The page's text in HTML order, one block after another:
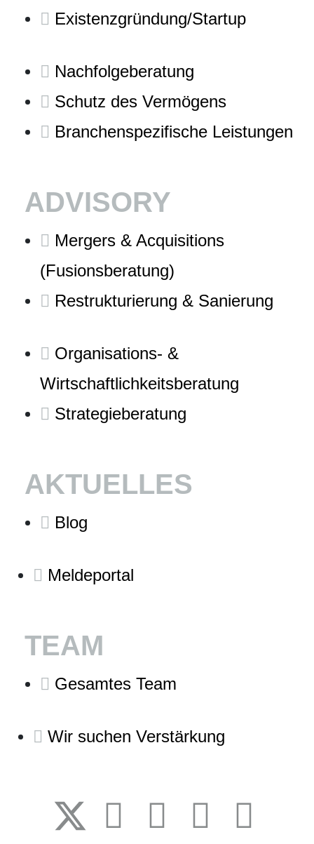
Existenzgründung/Startup
Nachfolgeberatung
Schutz des Vermögens
Branchenspezifische Leistungen
ADVISORY
Mergers & Acquisitions
(Fusionsberatung)
Restrukturierung & Sanierung
Organisations- &
Wirtschaftlichkeitsberatung
Strategieberatung
AKTUELLES
Blog
Meldeportal
TEAM
Gesamtes Team
Wir suchen Verstärkung